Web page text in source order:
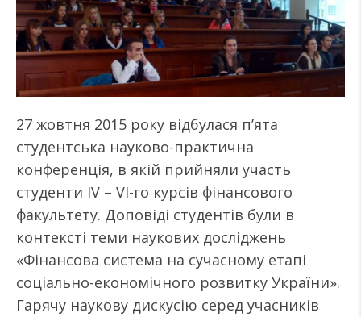
27 жовтня 2015 року відбулася п’ята
студентська науково-практична
конференція, в якій прийняли участь
студенти IV – VI-го курсів фінансового
факультету. Доповіді студентів були в
контексті теми наукових досліджень
«Фінансова система на сучасному етапі
соціально-економічного розвитку України».
Гарячу наукову дискусію серед учасників